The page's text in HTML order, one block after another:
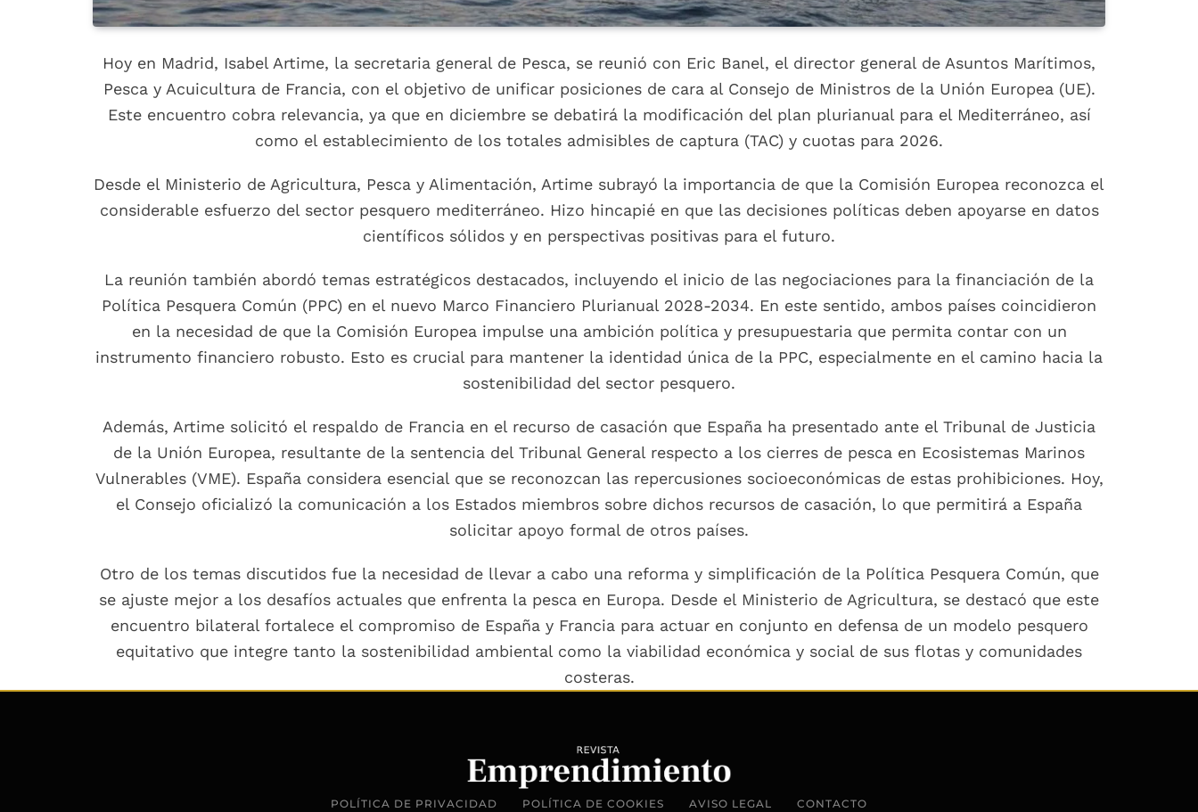
Hoy en Madrid, Isabel Artime, la secretaria general de Pesca, se reunió con Eric Banel, el director general de Asuntos Marítimos,
Pesca y Acuicultura de Francia, con el objetivo de unificar posiciones de cara al Consejo de Ministros de la Unión Europea (UE).
Este encuentro cobra relevancia, ya que en diciembre se debatirá la modificación del plan plurianual para el Mediterráneo, así
como el establecimiento de los totales admisibles de captura (TAC) y cuotas para 2026.
Desde el Ministerio de Agricultura, Pesca y Alimentación, Artime subrayó la importancia de que la Comisión Europea reconozca el
considerable esfuerzo del sector pesquero mediterráneo. Hizo hincapié en que las decisiones políticas deben apoyarse en datos
científicos sólidos y en perspectivas positivas para el futuro.
La reunión también abordó temas estratégicos destacados, incluyendo el inicio de las negociaciones para la financiación de la
Política Pesquera Común (PPC) en el nuevo Marco Financiero Plurianual 2028-2034. En este sentido, ambos países coincidieron
en la necesidad de que la Comisión Europea impulse una ambición política y presupuestaria que permita contar con un
instrumento financiero robusto. Esto es crucial para mantener la identidad única de la PPC, especialmente en el camino hacia la
sostenibilidad del sector pesquero.
Además, Artime solicitó el respaldo de Francia en el recurso de casación que España ha presentado ante el Tribunal de Justicia
de la Unión Europea, resultante de la sentencia del Tribunal General respecto a los cierres de pesca en Ecosistemas Marinos
Vulnerables (VME). España considera esencial que se reconozcan las repercusiones socioeconómicas de estas prohibiciones. Hoy,
el Consejo oficializó la comunicación a los Estados miembros sobre dichos recursos de casación, lo que permitirá a España
solicitar apoyo formal de otros países.
Otro de los temas discutidos fue la necesidad de llevar a cabo una reforma y simplificación de la Política Pesquera Común, que
se ajuste mejor a los desafíos actuales que enfrenta la pesca en Europa. Desde el Ministerio de Agricultura, se destacó que este
encuentro bilateral fortalece el compromiso de España y Francia para actuar en conjunto en defensa de un modelo pesquero
equitativo que integre tanto la sostenibilidad ambiental como la viabilidad económica y social de sus flotas y comunidades
costeras.
POLÍTICA DE PRIVACIDAD POLÍTICA DE COOKIES AVISO LEGAL CONTACTO